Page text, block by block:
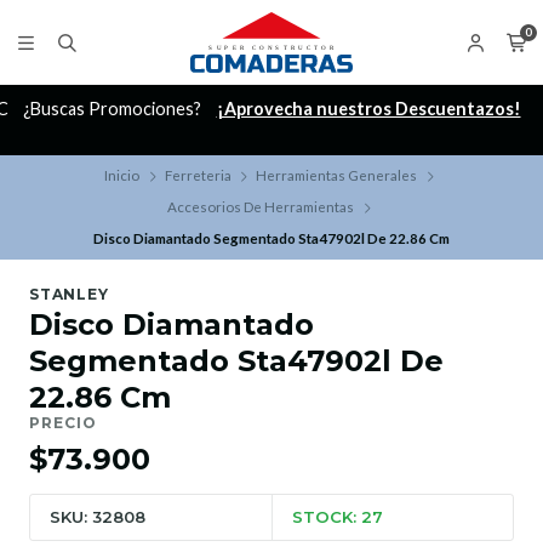
0
¿Buscas Promociones? ¡Aprovecha nuestros Descuentazos!
Inicio Ferreteria
Herramientas Generales
Accesorios De Herramientas
Disco Diamantado Segmentado Sta47902l De 22.86 Cm
STANLEY
Disco Diamantado
Segmentado Sta47902l De
22.86 Cm
PRECIO
$73.900
SKU: 32808 STOCK: 27